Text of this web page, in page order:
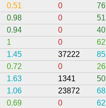
0.51 0
0.98 0
0.94 0 40
1 0
1.45 37222
0.72 0
1.63 1341 50
1.06 23872
0.69 0